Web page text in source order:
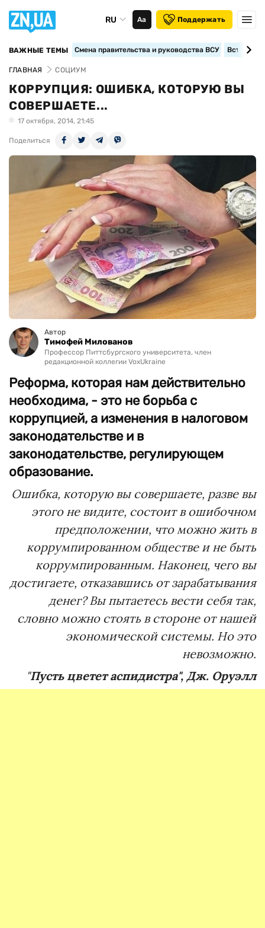
RU Аа Поддержать
ВАЖНЫЕ ТЕМЫ Смена правительства и руководства ВСУ
ГЛАВНАЯ СОЦИУМ
КОРРУПЦИЯ: ОШИБКА, КОТОРУЮ ВЫ
СОВЕРШАЕТЕ...
17 октября, 2014, 21:45
Поделиться
Автор
Тимофей Милованов
Профессор Питтсбургского университета, член
редакционной коллегии VoxUkraine
Реформа, которая нам действительно
необходима, - это не борьба с
коррупцией, а изменения в налоговом
законодательстве и в
законодательстве, регулирующем
образование.
Ошибка, которую вы совершаете, разве вы
этого не видите, состоит в ошибочном
предположении, что можно жить в
коррумпированном обществе и не быть
коррумпированным. Наконец, чего вы
достигаете, отказавшись от зарабатывания
денег? Вы пытаетесь вести себя так,
словно можно стоять в стороне от нашей
экономической системы. Но это
невозможно.
"Пусть цветет аспидистра", Дж. Оруэлл